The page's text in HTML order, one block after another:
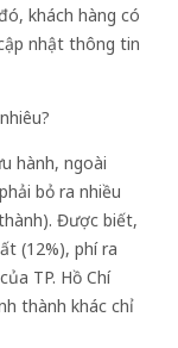
khách hàng có
nhật thông tin
hành, ngoài
bỏ ra nhiều
Được biết,
(12%), phí ra
TP. Hồ Chí
thành khác chỉ